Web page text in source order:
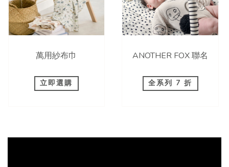
萬用紗布巾
立即選購
ANOTHER FOX 聯名
全系列 7 折